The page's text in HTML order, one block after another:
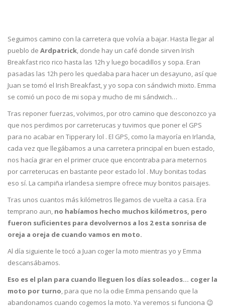
Seguimos camino con la carretera que volvía a bajar. Hasta llegar al
pueblo de Ardpatrick, donde hay un café donde sirven Irish
Breakfast rico rico hasta las 12h y luego bocadillos y sopa. Eran
pasadas las 12h pero les quedaba para hacer un desayuno, así que
Juan se tomó el Irish Breakfast, y yo sopa con sándwich mixto. Emma
se comió un poco de mi sopa y mucho de mi sándwich…
Tras reponer fuerzas, volvimos, por otro camino que desconozco ya
que nos perdimos por carreterucas y tuvimos que poner el GPS
para no acabar en Tipperary lol . El GPS, como la mayoría en Irlanda,
cada vez que llegábamos a una carretera principal en buen estado,
nos hacía girar en el primer cruce que encontraba para meternos
por carreterucas en bastante peor estado lol . Muy bonitas todas
eso sí. La campiña irlandesa siempre ofrece muy bonitos paisajes.
Tras unos cuantos más kilómetros llegamos de vuelta a casa. Era
temprano aun, no habíamos hecho muchos kilómetros, pero
fueron suficientes para devolvernos a los 2 esta sonrisa de
oreja a oreja de cuando vamos en moto.
Al día siguiente le tocó a Juan coger la moto mientras yo y Emma
descansábamos.
Eso es el plan para cuando lleguen los días soleados… coger la
moto por turno, para que no la odie Emma pensando que la
abandonamos cuando cogemos la moto. Ya veremos si funciona 😉